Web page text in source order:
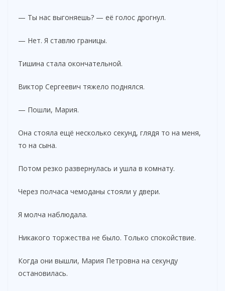
— Ты нас выгоняешь? — её голос дрогнул.
— Нет. Я ставлю границы.
Тишина стала окончательной.
Виктор Сергеевич тяжело поднялся.
— Пошли, Мария.
Она стояла ещё несколько секунд, глядя то на меня,
то на сына.
Потом резко развернулась и ушла в комнату.
Через полчаса чемоданы стояли у двери.
Я молча наблюдала.
Никакого торжества не было. Только спокойствие.
Когда они вышли, Мария Петровна на секунду
остановилась.